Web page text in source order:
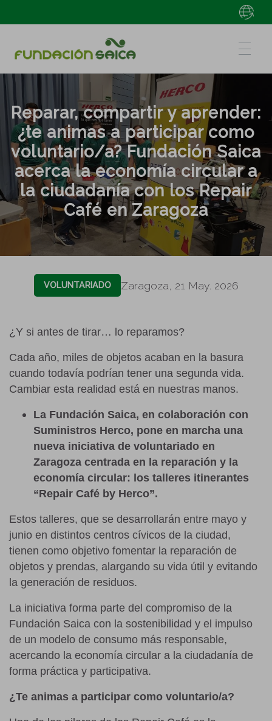
Reparar, compartir y aprender:
¿te animas a participar como
voluntario/a? Fundación Saica
acerca la economía circular a
la ciudadanía con los Repair
Café en Zaragoza
VOLUNTARIADO Zaragoza, 21 May. 2026
¿Y si antes de tirar… lo reparamos?
Cada año, miles de objetos acaban en la basura
cuando todavía podrían tener una segunda vida.
Cambiar esta realidad está en nuestras manos.
La Fundación Saica, en colaboración con
Suministros Herco, pone en marcha una
nueva iniciativa de voluntariado en
Zaragoza centrada en la reparación y la
economía circular: los talleres itinerantes
“Repair Café by Herco”.
Estos talleres, que se desarrollarán entre mayo y
junio en distintos centros cívicos de la ciudad,
tienen como objetivo fomentar la reparación de
objetos y prendas, alargando su vida útil y evitando
la generación de residuos.
La iniciativa forma parte del compromiso de la
Fundación Saica con la sostenibilidad y el impulso
de un modelo de consumo más responsable,
acercando la economía circular a la ciudadanía de
forma práctica y participativa.
¿Te animas a participar como voluntario/a?